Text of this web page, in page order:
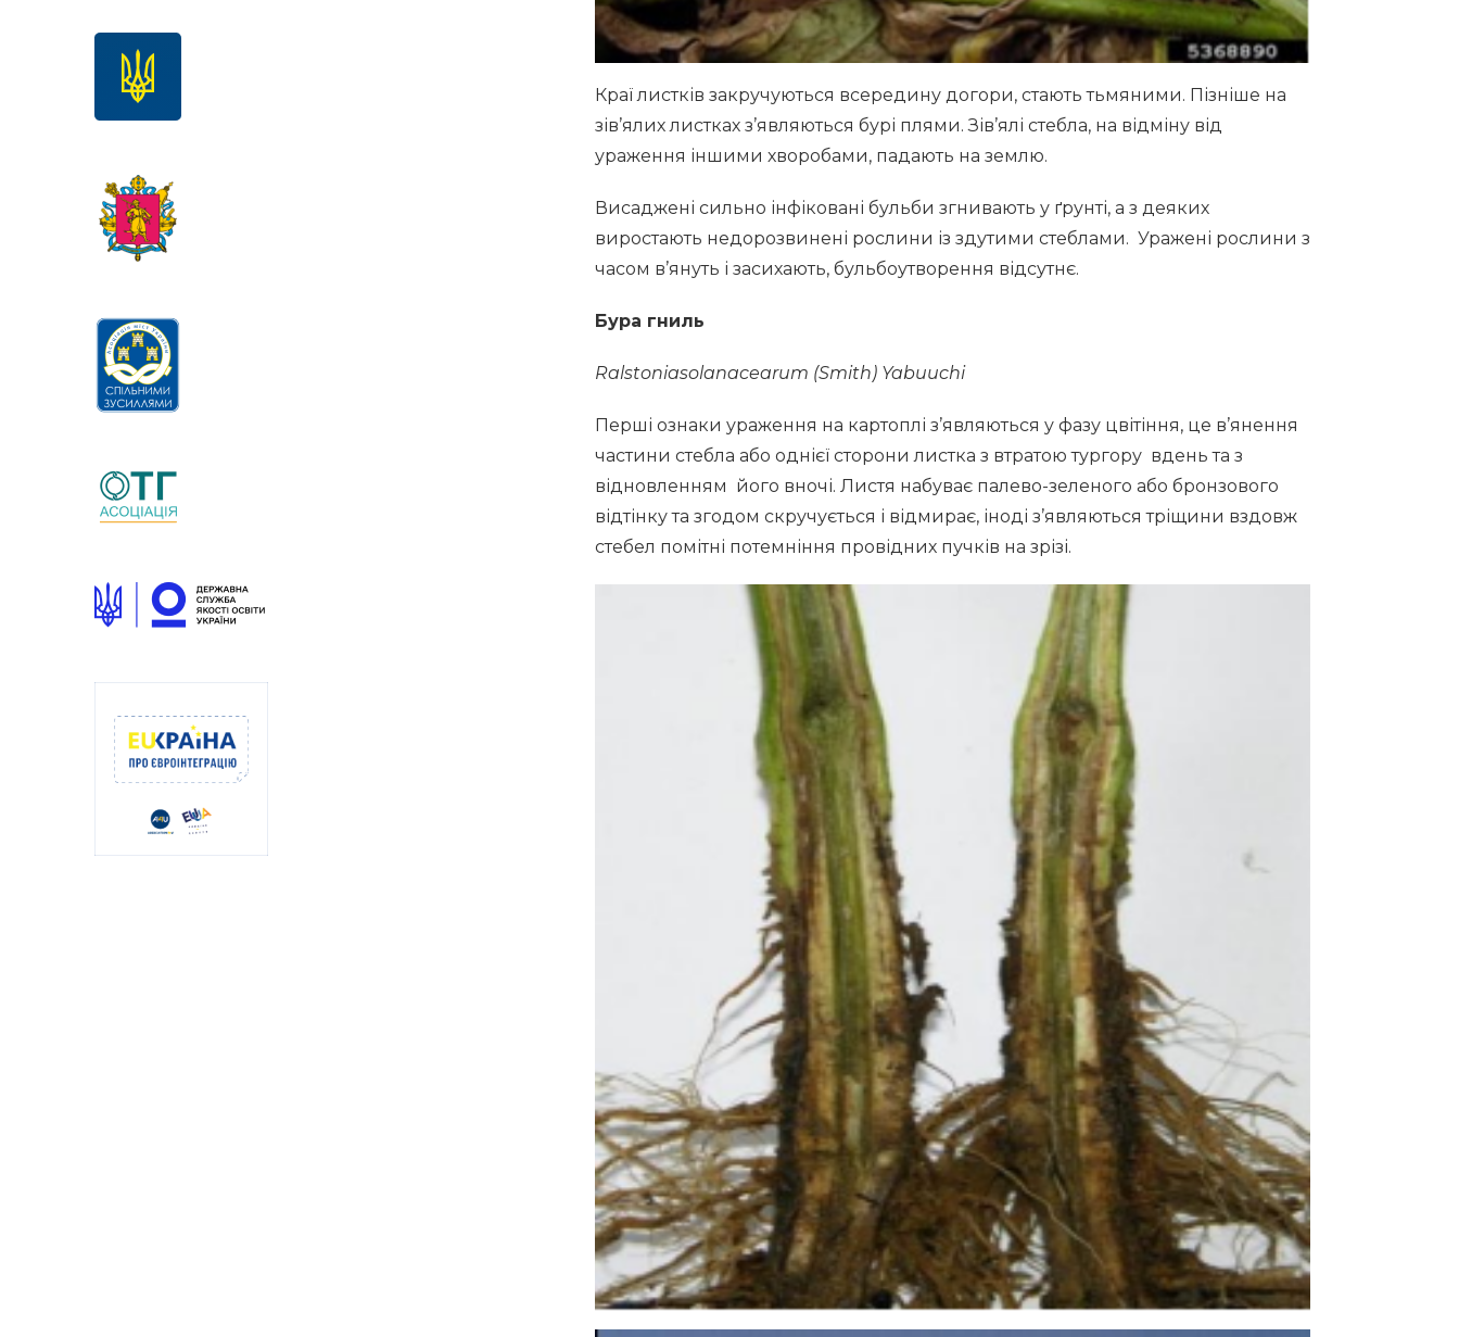
Краї листків закручуються всередину догори, стають тьмяними. Пізніше на
зів’ялих листках з’являються бурі плями. Зів’ялі стебла, на відміну від
ураження іншими хворобами, падають на землю.
Висаджені сильно інфіковані бульби згнивають у ґрунті, а з деяких
виростають недорозвинені рослини із здутими стеблами. Уражені рослини з
часом в’януть і засихають, бульбоутворення відсутнє.
Бура гниль
Ralstoniasolanacearum (Smith) Yabuuchi
Перші ознаки ураження на картоплі з’являються у фазу цвітіння, це в’янення
частини стебла або однієї сторони листка з втратою тургору вдень та з
відновленням його вночі. Листя набуває палево-зеленого або бронзового
відтінку та згодом скручується і відмирає, іноді з’являються тріщини вздовж
стебел помітні потемніння провідних пучків на зрізі.